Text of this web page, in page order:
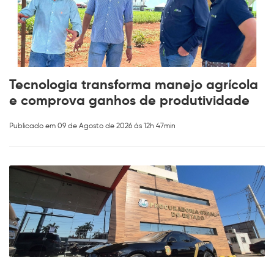
Tecnologia transforma manejo agrícola
e comprova ganhos de produtividade
Publicado em 09 de Agosto de 2026 ás 12h 47min